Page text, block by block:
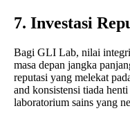
7. Investasi
Bagi GLI Lab, nilai
masa depan jangka
reputasi yang melekat
and konsistensi tiada
laboratorium sains yang